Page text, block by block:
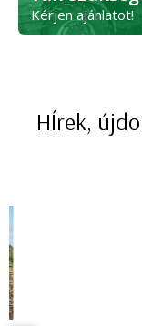
Kérjen ajánlatot!
HÍrek,